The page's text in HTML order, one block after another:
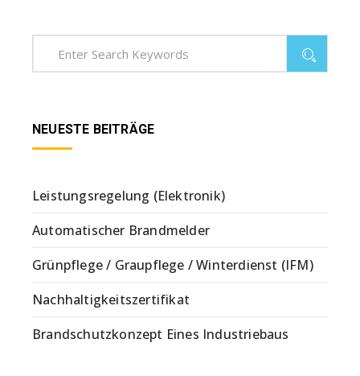
NEUESTE BEITRÄGE
Leistungsregelung (Elektronik)
Automatischer Brandmelder
Grünpflege / Graupflege / Winterdienst (IFM)
Nachhaltigkeitszertifikat
Brandschutzkonzept Eines Industriebaus